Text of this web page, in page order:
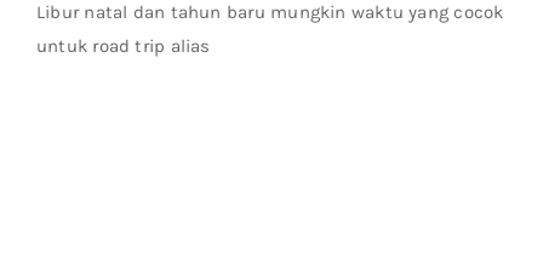
Libur natal dan tahun baru mungkin waktu yang cocok
untuk road trip alias